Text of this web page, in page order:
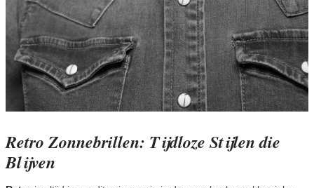
Retro Zonnebrillen: Tijdloze Stijlen die
Blijven